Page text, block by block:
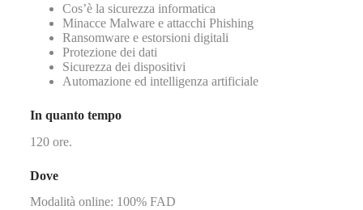
Cos’è la sicurezza informatica
Minacce Malware e attacchi Phishing
Ransomware e estorsioni digitali
Protezione dei dati
Sicurezza dei dispositivi
Automazione ed intelligenza artificiale
In quanto tempo
120 ore.
Dove
Modalità online: 100% FAD